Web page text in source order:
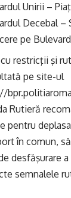
Unirii –
Decebal –
pe
restricţii şi
pe site-ul
Rutieră
pentru
în comun,
desfăşurare
semnalele